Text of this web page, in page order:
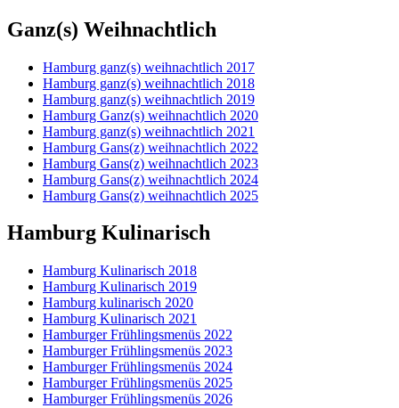
Ganz(s) Weihnachtlich
Hamburg ganz(s) weihnachtlich 2017
Hamburg ganz(s) weihnachtlich 2018
Hamburg ganz(s) weihnachtlich 2019
Hamburg Ganz(s) weihnachtlich 2020
Hamburg ganz(s) weihnachtlich 2021
Hamburg Gans(z) weihnachtlich 2022
Hamburg Gans(z) weihnachtlich 2023
Hamburg Gans(z) weihnachtlich 2024
Hamburg Gans(z) weihnachtlich 2025
Hamburg Kulinarisch
Hamburg Kulinarisch 2018
Hamburg Kulinarisch 2019
Hamburg kulinarisch 2020
Hamburg Kulinarisch 2021
Hamburger Frühlingsmenüs 2022
Hamburger Frühlingsmenüs 2023
Hamburger Frühlingsmenüs 2024
Hamburger Frühlingsmenüs 2025
Hamburger Frühlingsmenüs 2026